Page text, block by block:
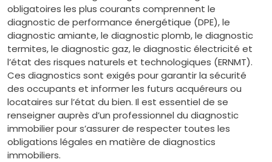
obligatoires les plus courants comprennent le
diagnostic de performance énergétique (DPE), le
diagnostic amiante, le diagnostic plomb, le diagnostic
termites, le diagnostic gaz, le diagnostic électricité et
l’état des risques naturels et technologiques (ERNMT).
Ces diagnostics sont exigés pour garantir la sécurité
des occupants et informer les futurs acquéreurs ou
locataires sur l’état du bien. Il est essentiel de se
renseigner auprès d’un professionnel du diagnostic
immobilier pour s’assurer de respecter toutes les
obligations légales en matière de diagnostics
immobiliers.